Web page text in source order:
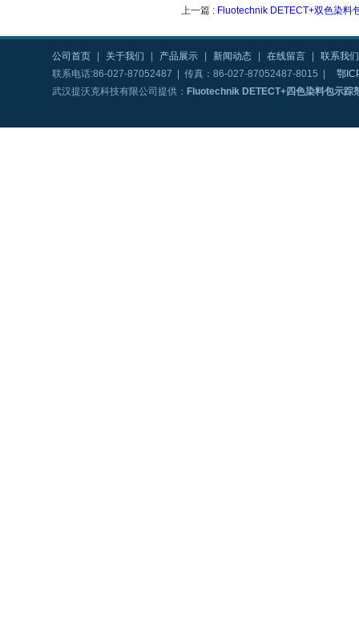
上一篇 : Fluotechnik DETECT+双色染料
公司首页 关于我们 产品展示 新闻动态 在线留言
联系我们
联系电话:86-027-87052487 | 传真：86-027-87052487-8015 |
鄂
武汉提沃克科技有限公司提供： Fluotechnik DETECT+四色染料包示踪